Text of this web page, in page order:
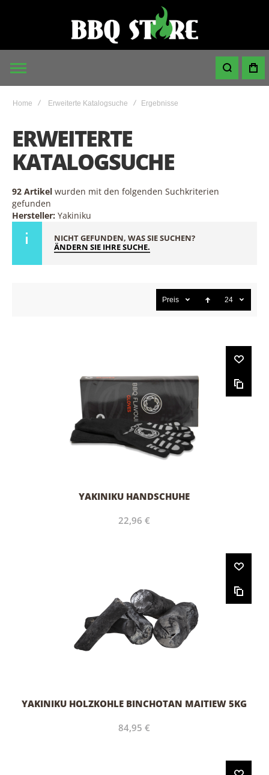
Home Erweiterte Katalogsuche Ergebnisse
ERWEITERTE
KATALOGSUCHE
92 Artikel wurden mit den folgenden Suchkriterien
gefunden
Hersteller: Yakiniku
NICHT GEFUNDEN, WAS SIE SUCHEN?
ÄNDERN SIE IHRE SUCHE.
Preis 24
YAKINIKU HANDSCHUHE
22,96 €
YAKINIKU HOLZKOHLE BINCHOTAN MAITIEW 5KG
84,95 €